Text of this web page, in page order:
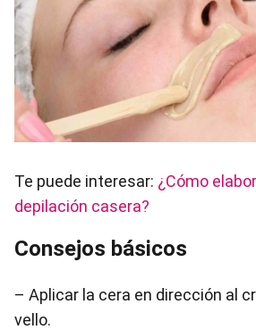
Te puede interesar: ¿Cómo
depilación casera?
Consejos básicos
– Aplicar la cera en dirección al
vello.